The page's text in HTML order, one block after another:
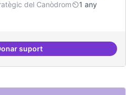
del Canòdrom
1 any
suport
Recerca + residències